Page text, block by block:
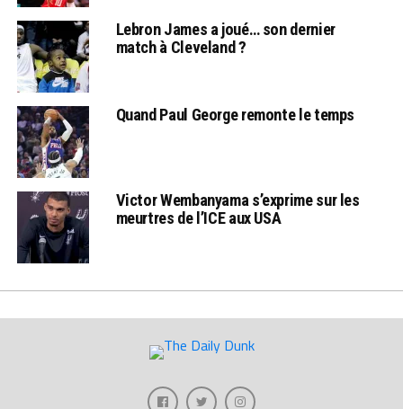
Lebron James a joué… son dernier
match à Cleveland ?
Quand Paul George remonte le temps
Victor Wembanyama s’exprime sur les
meurtres de l’ICE aux USA